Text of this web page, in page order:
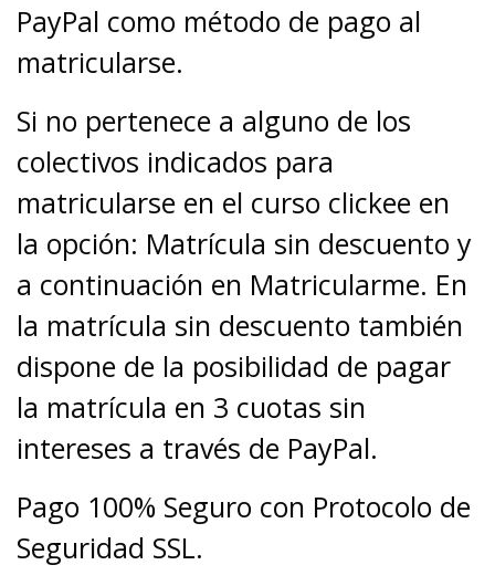
PayPal como método de pago al
matricularse.
Si no pertenece a alguno de los
colectivos indicados para
matricularse en el curso clickee en
la opción: Matrícula sin descuento y
a continuación en Matricularme. En
la matrícula sin descuento también
dispone de la posibilidad de pagar
la matrícula en 3 cuotas sin
intereses a través de PayPal.
Pago 100% Seguro con Protocolo de
Seguridad SSL.